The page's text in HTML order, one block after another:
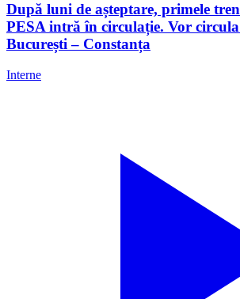
După luni de așteptare, primele
PESA intră în circulație. Vor
București – Constanța
Interne